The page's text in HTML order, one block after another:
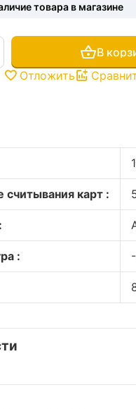
товара в магазине
В
Отложить
считывания карт :
: